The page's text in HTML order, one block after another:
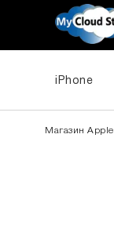
iPhone
Магазин Apple